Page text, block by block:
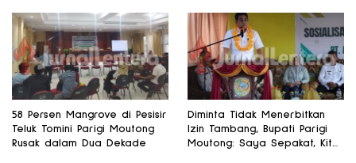
58 Persen Mangrove di Pesisir
Teluk Tomini Parigi Moutong
Rusak dalam Dua Dekade
Diminta Tidak Menerbitkan
Izin Tambang, Bupati Parigi
Moutong: Saya Sepakat, Kita